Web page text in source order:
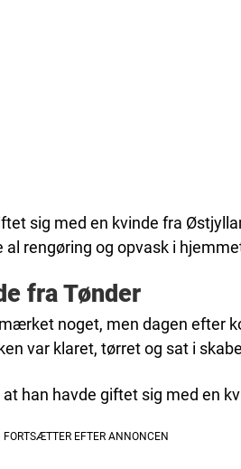
sig med en kvinde fra
rengøring og opvask i
fra Tønder
noget, men dagen efter
var klaret, tørret og sat i
han havde giftet sig med en